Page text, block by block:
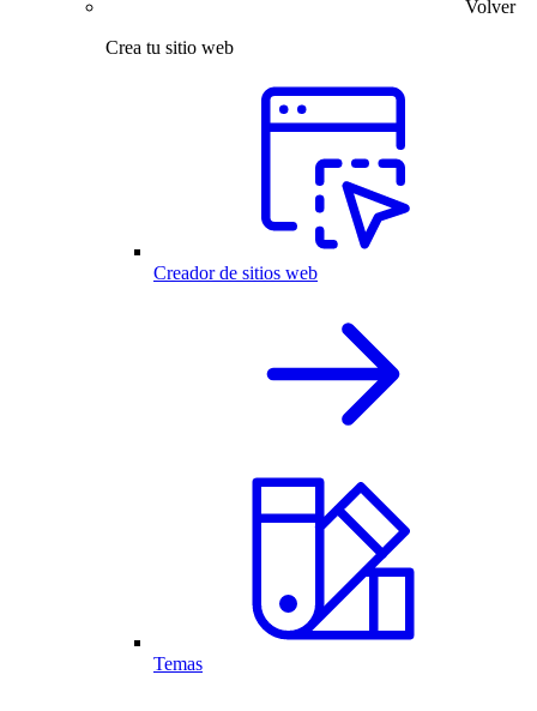
Volver
Crea tu sitio web
Creador de sitios web
Temas